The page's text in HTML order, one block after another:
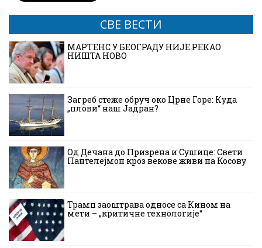
СВЕ ВЕСТИ
МАРТЕНС У БЕОГРАДУ НИЈЕ РЕКАО
НИШТА НОВО
Загреб стеже обруч око Црне Горе: Куда
„плови“ наш Јадран?
Од Дечана до Призрена и Сушице: Свети
Пантелејмон кроз векове живи на Косову
Трамп заоштрава односе са Кином на
мети – „критичне технологије“